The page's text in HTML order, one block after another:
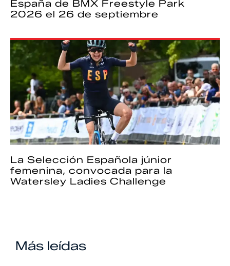
España de BMX Freestyle Park
2026 el 26 de septiembre
La Selección Española júnior
femenina, convocada para la
Watersley Ladies Challenge
Más leídas